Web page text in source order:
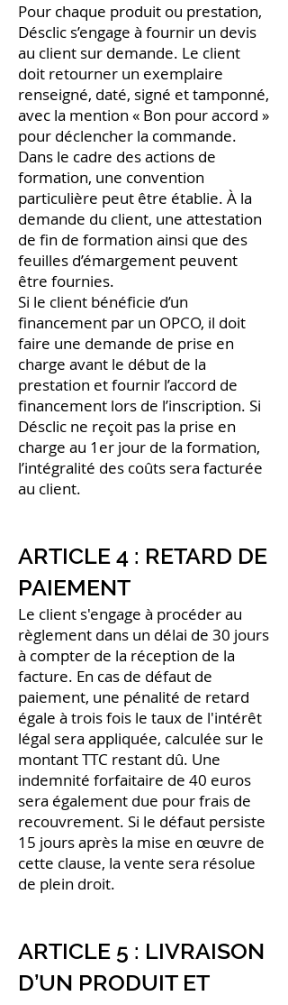
Pour chaque produit ou prestation,
Désclic s’engage à fournir un devis
au client sur demande. Le client
doit retourner un exemplaire
renseigné, daté, signé et tamponné,
avec la mention « Bon pour accord »
pour déclencher la commande.
Dans le cadre des actions de
formation, une convention
particulière peut être établie. À la
demande du client, une attestation
de fin de formation ainsi que des
feuilles d’émargement peuvent
être fournies.
Si le client bénéficie d’un
financement par un OPCO, il doit
faire une demande de prise en
charge avant le début de la
prestation et fournir l’accord de
financement lors de l’inscription. Si
Désclic ne reçoit pas la prise en
charge au 1er jour de la formation,
l’intégralité des coûts sera facturée
au client.
ARTICLE 4 : RETARD DE
PAIEMENT
Le client s'engage à procéder au
règlement dans un délai de 30 jours
à compter de la réception de la
facture. En cas de défaut de
paiement, une pénalité de retard
égale à trois fois le taux de l'intérêt
légal sera appliquée, calculée sur le
montant TTC restant dû. Une
indemnité forfaitaire de 40 euros
sera également due pour frais de
recouvrement. Si le défaut persiste
15 jours après la mise en œuvre de
cette clause, la vente sera résolue
de plein droit.
ARTICLE 5 : LIVRAISON
D’UN PRODUIT ET